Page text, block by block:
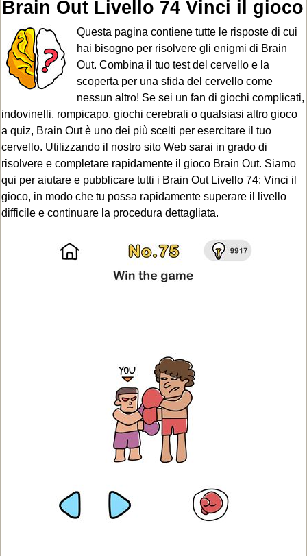
Brain Out Livello 74 Vinci il gioco
Questa pagina contiene tutte le risposte di cui
hai bisogno per risolvere gli enigmi di Brain
Out. Combina il tuo test del cervello e la
scoperta per una sfida del cervello come
nessun altro! Se sei un fan di giochi complicati,
indovinelli, rompicapo, giochi cerebrali o qualsiasi altro gioco
a quiz, Brain Out è uno dei più scelti per esercitare il tuo
cervello. Utilizzando il nostro sito Web sarai in grado di
risolvere e completare rapidamente il gioco Brain Out. Siamo
qui per aiutare e pubblicare tutti i Brain Out Livello 74: Vinci il
gioco, in modo che tu possa rapidamente superare il livello
difficile e continuare la procedura dettagliata.